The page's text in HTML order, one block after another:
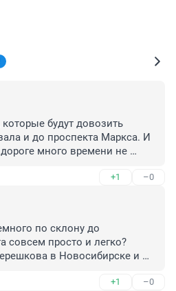
которые будут довозить
и до проспекта Маркса. И
много времени не
+1 –0
по склону до
совсем просто и легко?
в Новосибирске и
будет забегать на проспект
+1 –0